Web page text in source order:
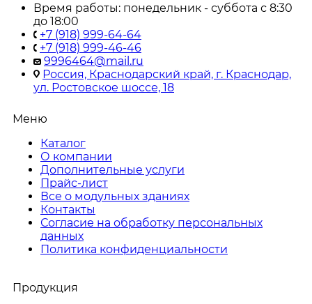
Время работы: понедельник - суббота с 8:30
до 18:00
+7 (918) 999-64-64
+7 (918) 999-46-46
9996464@mail.ru
Россия, Краснодарский край, г. Краснодар,
ул. Ростовское шоссе, 18
Меню
Каталог
О компании
Дополнительные услуги
Прайс-лист
Все о модульных зданиях
Контакты
Согласие на обработку персональных
данных
Политика конфиденциальности
Продукция